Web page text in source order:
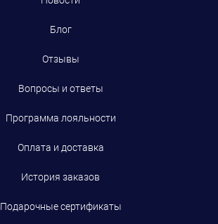
Блог
Отзывы
Вопросы и ответы
Программа лояльности
Оплата и доставка
История заказов
Подарочные сертификаты